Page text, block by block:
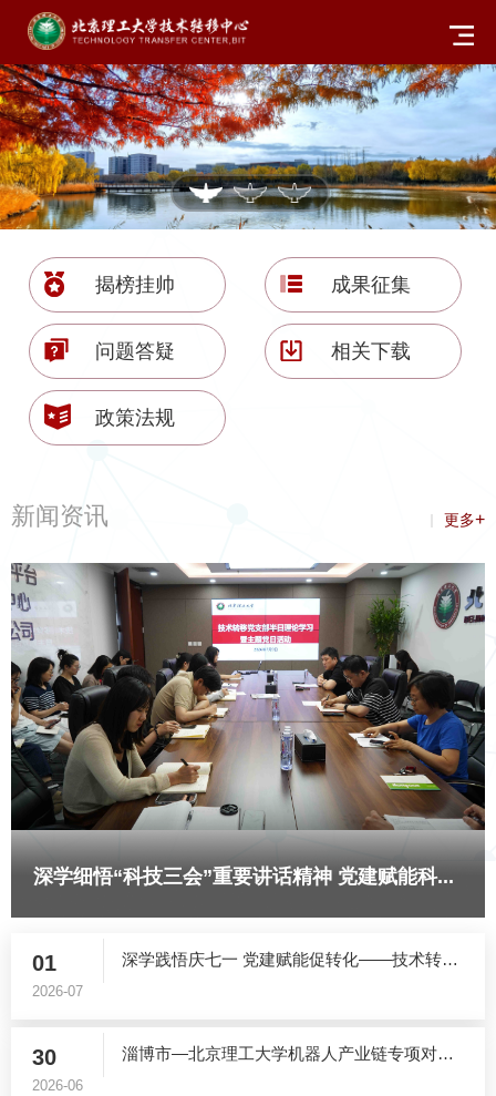
揭榜挂帅 成果征集
问题答疑 相关下载
政策法规
更多+
新闻资讯
深学细悟“科技三会”重要讲话精神 党建赋能科...
01
2026-07
深学践悟庆七一 党建赋能促转化——技术转移党...
30
2026-06
淄博市—北京理工大学机器人产业链专项对接活动...